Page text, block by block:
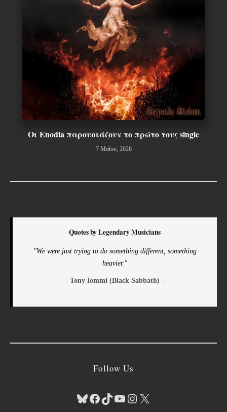
Οι Enodia παρουσιάζουν το πρώτο τους single
7 Μαΐου, 2026
Quotes by Legendary Musicians
"We were just trying to do something different, something
heavier."
- Tony Iommi (Black Sabbath) -
Follow Us